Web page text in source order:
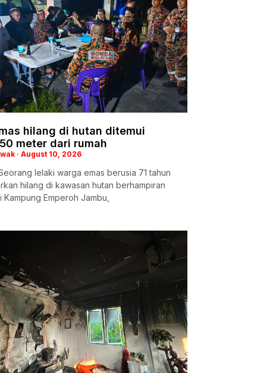
hilang di hutan ditemui
meter dari rumah
August 10, 2026
lelaki warga emas berusia 71 tahun
hilang di kawasan hutan berhampiran
Kampung Emperoh Jambu,